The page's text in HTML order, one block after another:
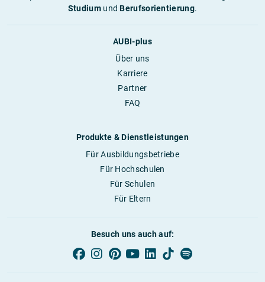
StudiumundBerufsorientierung.
AUBI-plus
Über uns
Karriere
Partner
FAQ
Produkte & Dienstleistungen
Für Ausbildungsbetriebe
Für Hochschulen
Für Schulen
Für Eltern
Besuch uns auch auf: